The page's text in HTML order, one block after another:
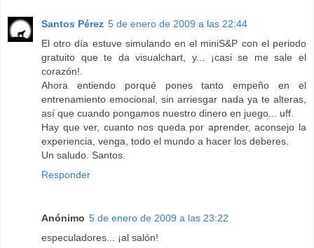
Santos Pérez 5 de enero de 2009 a las 22:44
El otro día estuve simulando en el miniS&P con el periodo
gratuito que te da visualchart, y... ¡casi se me sale el
corazón!.
Ahora entiendo porqué pones tanto empeño en el
entrenamiento emocional, sin arriesgar nada ya te alteras,
así que cuando pongamos nuestro dinero en juego... uff.
Hay que ver, cuanto nos queda por aprender, aconsejo la
experiencia, venga, todo el mundo a hacer los deberes.
Un saludo. Santos.
Responder
Anónimo 5 de enero de 2009 a las 23:22
especuladores... ¡al salón!